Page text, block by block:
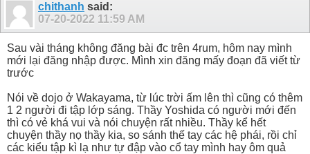
chithanh said:
07-20-2022 11:59 AM
Sau vài tháng không đăng bài đc trên 4rum, hôm nay mình
mới lại đăng nhập được. Mình xin đăng mấy đoạn đã viết từ
trước
Nói về dojo ở Wakayama, từ lúc trời ấm lên thì cũng có thêm
1 2 người đi tập lớp sáng. Thầy Yoshida có người mới đến
thì có vẻ khá vui và nói chuyện rất nhiều. Thầy kể hết
chuyện thầy nọ thầy kia, so sánh thế tay các hệ phái, rồi chỉ
các kiểu tập kì lạ như tự đập vào cổ tay mình hay ôm quả